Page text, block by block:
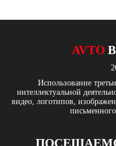
AVTO
Использование
интеллектуальной
видео, логотипов,
письменного